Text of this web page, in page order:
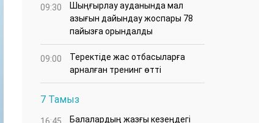
09:30
​Шыңғырлау ауданында мал
азығын дайындау жоспары 78
пайызға орындалды
09:00
​Теректіде жас отбасыларға
арналған тренинг өтті
7 Тамыз
Балалардың жазғы кезеңдегі